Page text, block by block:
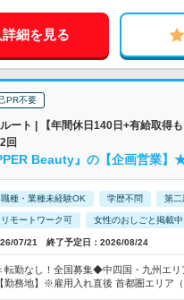
細を見る
PR不要
ート | 【年間休日140日+有給取得
回
Beauty』の【企画営業
職種・業種未経験OK 学歴不問 第二
リモートワーク可 女性のおしごと掲載中
07/21 終了予定日：2026/08/24
転勤なし！全国募集◆中四国・九州エリ
【勤務地】※雇用入れ直後 首都圏エリア